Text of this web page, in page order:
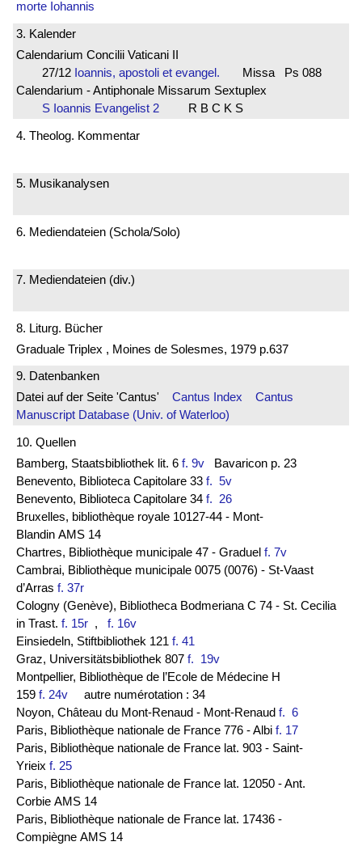
morte Iohannis
3. Kalender
Calendarium Concilii Vaticani II
27/12 Ioannis, apostoli et evangel.
Missa Ps 088
Calendarium - Antiphonale Missarum Sextuplex
S Ioannis Evangelist 2
R B C K S
4. Theolog. Kommentar
5. Musikanalysen
6. Mediendateien (Schola/Solo)
7. Mediendateien (div.)
8. Liturg. Bücher
Graduale Triplex , Moines de Solesmes, 1979 p.637
9. Datenbanken
Datei auf der Seite 'Cantus' Cantus Index
Cantus
Manuscript Database (Univ. of Waterloo)
10. Quellen
Bamberg, Staatsbibliothek lit. 6 f. 9v Bavaricon p. 23
Benevento, Biblioteca Capitolare 33 f. 5v
Benevento, Biblioteca Capitolare 34 f. 26
Bruxelles, bibliothèque royale 10127-44 - Mont-
Blandin AMS 14
Chartres, Bibliothèque municipale 47 - Graduel f. 7v
Cambrai, Bibliothèque municipale 0075 (0076) - St-Vaast
d’Arras f. 37r
Cologny (Genève), Bibliotheca Bodmeriana C 74 - St. Cecilia
in Trast. f. 15r , f. 16v
Einsiedeln, Stiftbibliothek 121 f. 41
Graz, Universitätsbibliothek 807 f. 19v
Montpellier, Bibliothèque de l’Ecole de Médecine H
159 f. 24v autre numérotation : 34
Noyon, Château du Mont-Renaud - Mont-Renaud f. 6
Paris, Bibliothèque nationale de France 776 - Albi f. 17
Paris, Bibliothèque nationale de France lat. 903 - Saint-
Yrieix f. 25
Paris, Bibliothèque nationale de France lat. 12050 - Ant.
Corbie AMS 14
Paris, Bibliothèque nationale de France lat. 17436 -
Compiègne AMS 14